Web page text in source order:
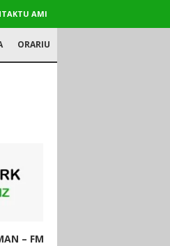
AMI
ORARIU
– FM94.5MHZ